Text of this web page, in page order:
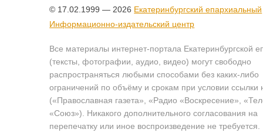
© 17.02.1999 — 2026 Екатеринбургский епархиальный
Информационно-издательский центр
Все материалы интернет-портала Екатеринбургской
(тексты, фотографии, аудио, видео) могут свободно
распространяться любыми способами без каких-либо
ограничений по объёму и срокам при условии ссылки
(«Православная газета», «Радио «Воскресение»,
«Союз»). Никакого дополнительного согласования на
перепечатку или иное воспроизведение не требуется.